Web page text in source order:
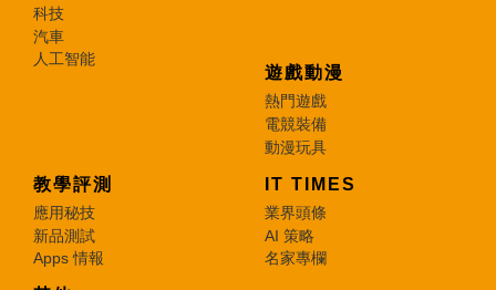
科技
汽車
人工智能
遊戲動漫
熱門遊戲
電競裝備
動漫玩具
教學評測
應用秘技
新品測試
Apps 情報
IT TIMES
業界頭條
AI 策略
名家專欄